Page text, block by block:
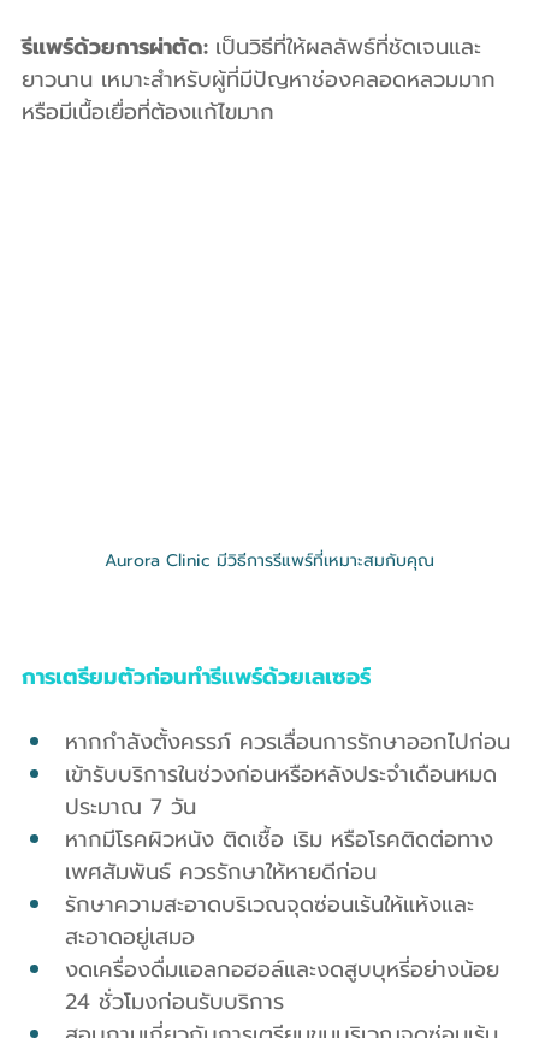
รีแพร์ด้วยการผ่าตัด: เป็นวิธีที่ให้ผลลัพธ์ที่ชัดเจนและ
ยาวนาน เหมาะสำหรับผู้ที่มีปัญหาช่องคลอดหลวมมาก
หรือมีเนื้อเยื่อที่ต้องแก้ไขมาก
Aurora Clinic มีวิธีการรีแพร์ที่เหมาะสมกับคุณ
การเตรียมตัวก่อนทำรีแพร์ด้วยเลเซอร์
หากกำลังตั้งครรภ์ ควรเลื่อนการรักษาออกไปก่อน
เข้ารับบริการในช่วงก่อนหรือหลังประจำเดือนหมด
ประมาณ 7 วัน
หากมีโรคผิวหนัง ติดเชื้อ เริม หรือโรคติดต่อทาง
เพศสัมพันธ์ ควรรักษาให้หายดีก่อน
รักษาความสะอาดบริเวณจุดซ่อนเร้นให้แห้งและ
สะอาดอยู่เสมอ
งดเครื่องดื่มแอลกอฮอล์และงดสูบบุหรี่อย่างน้อย
24 ชั่วโมงก่อนรับบริการ